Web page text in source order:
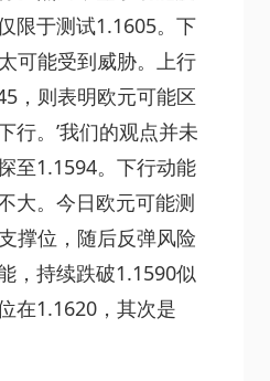
限于测试1.1605。下
可能受到威胁。上行
，则表明欧元可能区
行。’我们的观点并未
至1.1594。下行动能
大。今日欧元可能测
撑位，随后反弹风险
，持续跌破1.1590似
在1.1620，其次是